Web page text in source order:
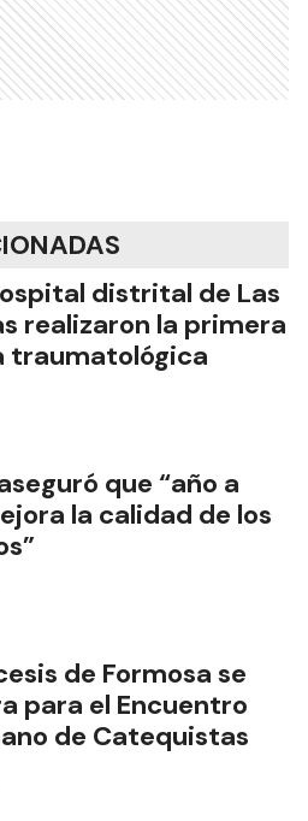
distrital de Las
realizaron la primera
traumatológica
que “año a
la calidad de los
de Formosa se
para el Encuentro
de Catequistas